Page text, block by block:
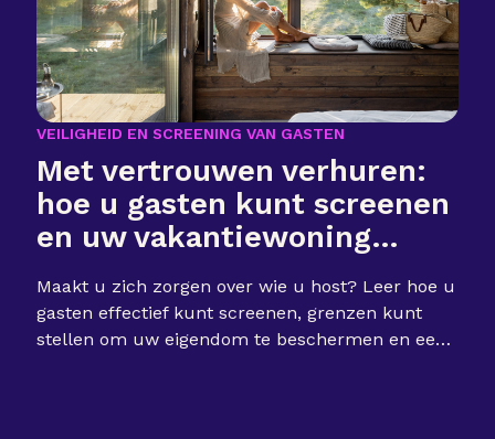
VEILIGHEID EN SCREENING VAN GASTEN
Met vertrouwen verhuren:
hoe u gasten kunt screenen
en uw vakantiewoning
Maakt u zich zorgen over wie u host? Leer hoe u
gasten effectief kunt screenen, grenzen kunt
stellen om uw eigendom te beschermen en een